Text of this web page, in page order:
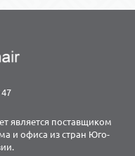
47
является поставщиком
и офиса из стран Юго-